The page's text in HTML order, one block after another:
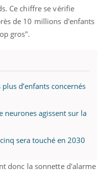
Ce chiffre se vérifie
de 10 millions d'enfants
gros".
d’enfants concernés
neurones agissent sur la
sera touché en 2030
donc la sonnette d'alarme